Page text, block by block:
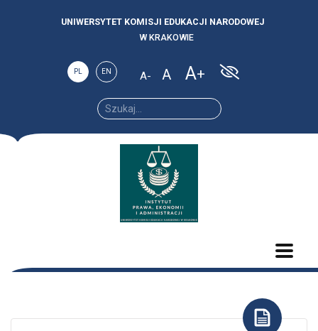
UNIWERSYTET KOMISJI EDUKACJI NARODOWEJ
W KRAKOWIE
PL EN
A
A
font
size.
A
font
size.